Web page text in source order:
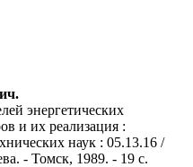
энергетических
и их реализация :
наук : 05.13.16 /
- Томск, 1989. - 19 с.